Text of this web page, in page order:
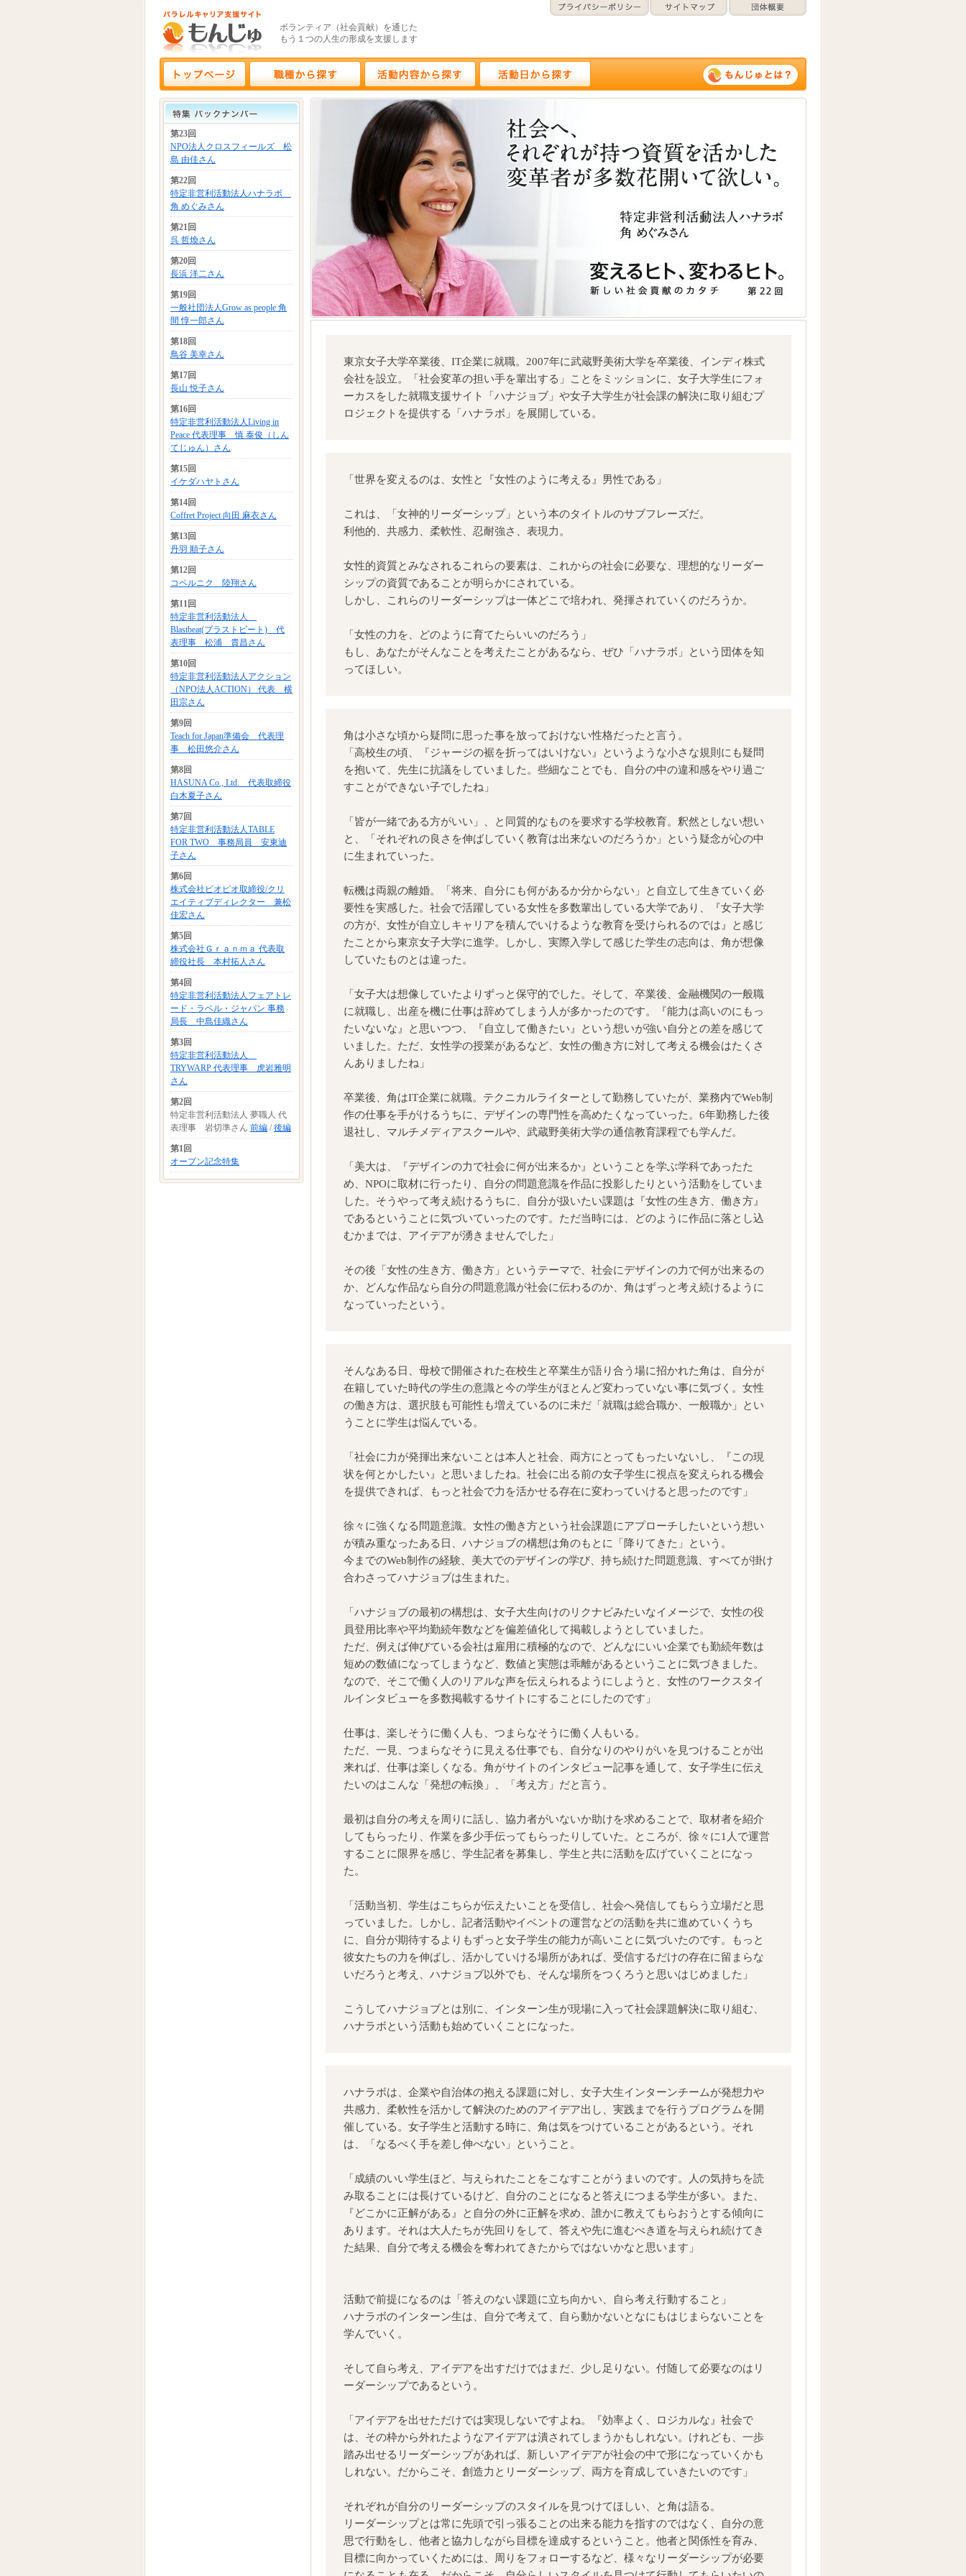
ボランティア（社会貢献）を通じた
もう１つの人生の形成を支援します
東京女子大学卒業後、IT企業に就職。2007年に武蔵野美術大学を卒業後、インディ株式
会社を設立。「社会変革の担い手を輩出する」ことをミッションに、女子大学生にフォ
ーカスをした就職支援サイト「ハナジョブ」や女子大学生が社会課の解決に取り組むプ
ロジェクトを提供する「ハナラボ」を展開している。
「世界を変えるのは、女性と『女性のように考える』男性である」
これは、「女神的リーダーシップ」という本のタイトルのサブフレーズだ。
利他的、共感力、柔軟性、忍耐強さ、表現力。
女性的資質とみなされるこれらの要素は、これからの社会に必要な、理想的なリーダー
シップの資質であることが明らかにされている。
しかし、これらのリーダーシップは一体どこで培われ、発揮されていくのだろうか。
「女性の力を、どのように育てたらいいのだろう」
もし、あなたがそんなことを考えたことがあるなら、ぜひ「ハナラボ」という団体を知
ってほしい。
角は小さな頃から疑問に思った事を放っておけない性格だったと言う。
「高校生の頃、『ジャージの裾を折ってはいけない』というような小さな規則にも疑問
を抱いて、先生に抗議をしていました。些細なことでも、自分の中の違和感をやり過ご
すことができない子でしたね」
「皆が一緒である方がいい」、と同質的なものを要求する学校教育。釈然としない想い
と、「それぞれの良さを伸ばしていく教育は出来ないのだろうか」という疑念が心の中
に生まれていった。
転機は両親の離婚。「将来、自分にも何があるか分からない」と自立して生きていく必
要性を実感した。社会で活躍している女性を多数輩出している大学であり、『女子大学
の方が、女性が自立しキャリアを積んでいけるような教育を受けられるのでは』と感じ
たことから東京女子大学に進学。しかし、実際入学して感じた学生の志向は、角が想像
していたものとは違った。
「女子大は想像していたよりずっと保守的でした。そして、卒業後、金融機関の一般職
に就職し、出産を機に仕事は辞めてしまう人が多かったのです。『能力は高いのにもっ
たいないな』と思いつつ、『自立して働きたい』という想いが強い自分との差を感じて
いました。ただ、女性学の授業があるなど、女性の働き方に対して考える機会はたくさ
んありましたね」
卒業後、角はIT企業に就職。テクニカルライターとして勤務していたが、業務内でWeb制
作の仕事を手がけるうちに、デザインの専門性を高めたくなっていった。6年勤務した後
退社し、マルチメディアスクールや、武蔵野美術大学の通信教育課程でも学んだ。
「美大は、『デザインの力で社会に何が出来るか』ということを学ぶ学科であったた
め、NPOに取材に行ったり、自分の問題意識を作品に投影したりという活動をしていま
した。そうやって考え続けるうちに、自分が扱いたい課題は『女性の生き方、働き方』
であるということに気づいていったのです。ただ当時には、どのように作品に落とし込
むかまでは、アイデアが湧きませんでした」
その後「女性の生き方、働き方」というテーマで、社会にデザインの力で何が出来るの
か、どんな作品なら自分の問題意識が社会に伝わるのか、角はずっと考え続けるように
なっていったという。
そんなある日、母校で開催された在校生と卒業生が語り合う場に招かれた角は、自分が
在籍していた時代の学生の意識と今の学生がほとんど変わっていない事に気づく。女性
の働き方は、選択肢も可能性も増えているのに未だ「就職は総合職か、一般職か」とい
うことに学生は悩んでいる。
「社会に力が発揮出来ないことは本人と社会、両方にとってもったいないし、『この現
状を何とかしたい』と思いましたね。社会に出る前の女子学生に視点を変えられる機会
を提供できれば、もっと社会で力を活かせる存在に変わっていけると思ったのです」
徐々に強くなる問題意識。女性の働き方という社会課題にアプローチしたいという想い
が積み重なったある日、ハナジョブの構想は角のもとに「降りてきた」という。
今までのWeb制作の経験、美大でのデザインの学び、持ち続けた問題意識、すべてが掛け
合わさってハナジョブは生まれた。
「ハナジョブの最初の構想は、女子大生向けのリクナビみたいなイメージで、女性の役
員登用比率や平均勤続年数などを偏差値化して掲載しようとしていました。
ただ、例えば伸びている会社は雇用に積極的なので、どんなにいい企業でも勤続年数は
短めの数値になってしまうなど、数値と実態は乖離があるということに気づきました。
なので、そこで働く人のリアルな声を伝えられるようにしようと、女性のワークスタイ
ルインタビューを多数掲載するサイトにすることにしたのです」
仕事は、楽しそうに働く人も、つまらなそうに働く人もいる。
ただ、一見、つまらなそうに見える仕事でも、自分なりのやりがいを見つけることが出
来れば、仕事は楽しくなる。角がサイトのインタビュー記事を通して、女子学生に伝え
たいのはこんな「発想の転換」、「考え方」だと言う。
最初は自分の考えを周りに話し、協力者がいないか助けを求めることで、取材者を紹介
してもらったり、作業を多少手伝ってもらったりしていた。ところが、徐々に1人で運営
することに限界を感じ、学生記者を募集し、学生と共に活動を広げていくことになっ
た。
「活動当初、学生はこちらが伝えたいことを受信し、社会へ発信してもらう立場だと思
っていました。しかし、記者活動やイベントの運営などの活動を共に進めていくうち
に、自分が期待するよりもずっと女子学生の能力が高いことに気づいたのです。もっと
彼女たちの力を伸ばし、活かしていける場所があれば、受信するだけの存在に留まらな
いだろうと考え、ハナジョブ以外でも、そんな場所をつくろうと思いはじめました」
こうしてハナジョブとは別に、インターン生が現場に入って社会課題解決に取り組む、
ハナラボという活動も始めていくことになった。
ハナラボは、企業や自治体の抱える課題に対し、女子大生インターンチームが発想力や
共感力、柔軟性を活かして解決のためのアイデア出し、実践までを行うプログラムを開
催している。女子学生と活動する時に、角は気をつけていることがあるという。それ
は、「なるべく手を差し伸べない」ということ。
「成績のいい学生ほど、与えられたことをこなすことがうまいのです。人の気持ちを読
み取ることには長けているけど、自分のことになると答えにつまる学生が多い。また、
『どこかに正解がある』と自分の外に正解を求め、誰かに教えてもらおうとする傾向に
あります。それは大人たちが先回りをして、答えや先に進むべき道を与えられ続けてき
た結果、自分で考える機会を奪われてきたからではないかなと思います」
活動で前提になるのは「答えのない課題に立ち向かい、自ら考え行動すること」
ハナラボのインターン生は、自分で考えて、自ら動かないとなにもはじまらないことを
学んでいく。
そして自ら考え、アイデアを出すだけではまだ、少し足りない。付随して必要なのはリ
ーダーシップであるという。
「アイデアを出せただけでは実現しないですよね。『効率よく、ロジカルな』社会で
は、その枠から外れたようなアイデアは潰されてしまうかもしれない。けれども、一歩
踏み出せるリーダーシップがあれば、新しいアイデアが社会の中で形になっていくかも
しれない。だからこそ、創造力とリーダーシップ、両方を育成していきたいのです」
それぞれが自分のリーダーシップのスタイルを見つけてほしい、と角は語る。
リーダーシップとは常に先頭で引っ張ることの出来る能力を指すのではなく、自分の意
思で行動をし、他者と協力しながら目標を達成するということ。他者と関係性を育み、
目標に向かっていくためには、周りをフォローするなど、様々なリーダーシップが必要
第23回
NPO法人クロスフィールズ 松
島 由佳さん
第22回
特定非営利活動法人ハナラボ
角 めぐみさん
第21回
呉 哲煥さん
第20回
長浜 洋二さん
第19回
一般社団法人Grow as people 角
間 惇一郎さん
第18回
鳥谷 美幸さん
第17回
長山 悦子さん
第16回
特定非営利活動法人Living in
Peace 代表理事 慎 泰俊（しん
てじゅん）さん
第15回
イケダハヤトさん
第14回
Coffret Project 向田 麻衣さん
第13回
丹羽 順子さん
第12回
コペルニク 陸翔さん
第11回
特定非営利活動法人
Blastbeat(ブラストビート) 代
表理事 松浦 貴昌さん
第10回
特定非営利活動法人アクション
（NPO法人ACTION） 代表 横
田宗さん
第9回
Teach for Japan準備会 代表理
事 松田悠介さん
第8回
HASUNA Co., Ltd. 代表取締役
白木夏子さん
第7回
特定非営利活動法人TABLE
FOR TWO 事務局員 安東迪
子さん
第6回
株式会社ビオピオ取締役/クリ
エイティブディレクター 兼松
佳宏さん
第5回
株式会社Ｇｒａｎｍａ 代表取
締役社長 本村拓人さん
第4回
特定非営利活動法人フェアトレ
ード・ラベル・ジャパン 事務
局長 中島佳織さん
第3回
特定非営利活動法人
TRYWARP 代表理事 虎岩雅明
さん
第2回
特定非営利活動法人 夢職人 代
表理事 岩切準さん 前編 /後編
第1回
オープン記念特集